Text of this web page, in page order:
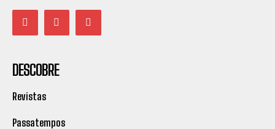
DESCOBRE
Revistas
Passatempos